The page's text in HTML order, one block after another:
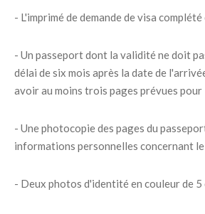
- L'imprimé de demande de visa
- Un passeport dont la validité ne doit
délai de six mois après la date de
avoir au moins trois pages prévues pour
- Une photocopie des pages du
informations personnelles concernant le
- Deux photos d'identité en couleur de